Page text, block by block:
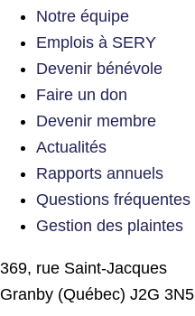
Notre équipe
Emplois à SERY
Devenir bénévole
Faire un don
Devenir membre
Actualités
Rapports annuels
Questions fréquentes
Gestion des plaintes
369, rue Saint-Jacques
Granby (Québec) J2G 3N5